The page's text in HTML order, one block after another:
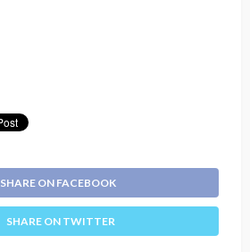
SHARE ON FACEBOOK
SHARE ON TWITTER